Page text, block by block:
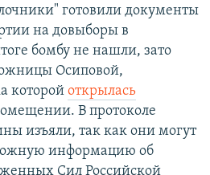
готовили документы
на довыборы в
бомбу не нашли, зато
Осиповой,
которой открылась
В протоколе
изъяли, так как они могут
информацию об
Сил Российской